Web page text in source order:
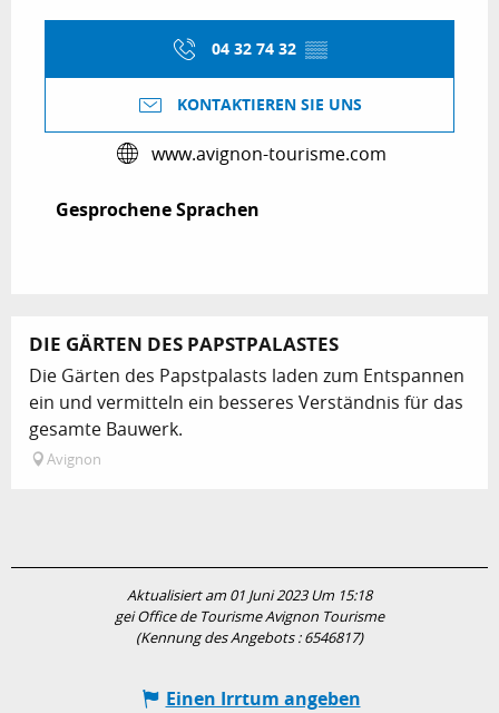
04 32 74 32 ▒▒
KONTAKTIEREN SIE UNS
www.avignon-tourisme.com
Gesprochene Sprachen
Gesprochene Sprachen
DIE GÄRTEN DES PAPSTPALASTES
Die Gärten des Papstpalasts laden zum Entspannen
ein und vermitteln ein besseres Verständnis für das
gesamte Bauwerk.
Avignon
Aktualisiert am 01 Juni 2023 Um 15:18
gei Office de Tourisme Avignon Tourisme
(Kennung des Angebots :6546817)
Einen Irrtum angeben